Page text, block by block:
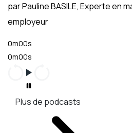
par Pauline BASILE, Experte en
employeur
0m00s
0m00s
Plus de podcasts